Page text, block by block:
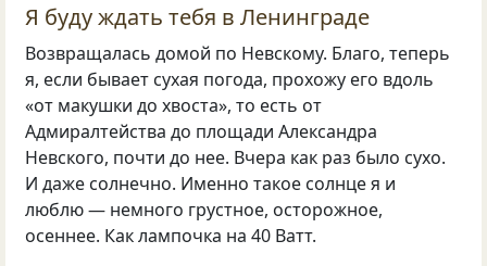
Я буду ждать тебя в Ленинграде
Возвращалась домой по Невскому. Благо, теперь
я, если бывает сухая погода, прохожу его вдоль
«от макушки до хвоста», то есть от
Адмиралтейства до площади Александра
Невского, почти до нее. Вчера как раз было сухо.
И даже солнечно. Именно такое солнце я и
люблю — немного грустное, осторожное,
осеннее. Как лампочка на 40 Ватт.